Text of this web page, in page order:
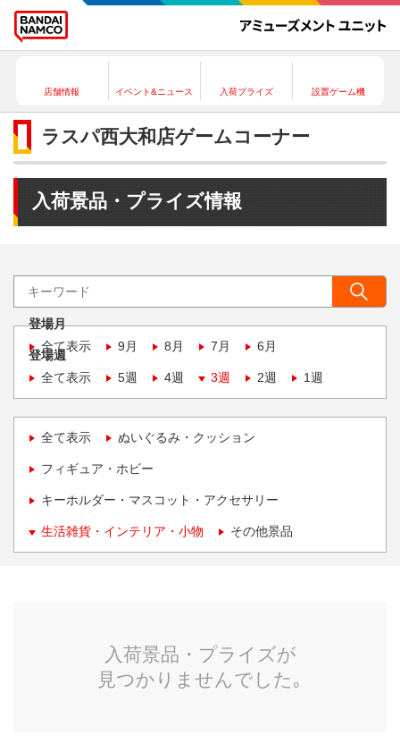
店舗情報 イベント&ニュース 入荷プライズ 設置ゲーム機
ラスパ西大和店ゲームコーナー
入荷景品・プライズ情報
登場月
全て表示
9月 8月 7月 6月
登場週
全て表示
5週 4週 3週 2週 1週
全て表示 ぬいぐるみ・クッション
フィギュア・ホビー
キーホルダー・マスコット・アクセサリー
生活雑貨・インテリア・小物 その他景品